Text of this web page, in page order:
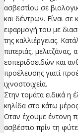
ασβεστίου σε
και δέντρων. Είναι
εφαρμογή του με
της καλλιέργειας.
πιπεριάς,
εσπεριδοειδών και
προέλευσης γιατί
ιχνοστοιχεία.
Στην τομάτα ειδικά η
κηλίδα στο κάτω
Οταν έχουμε έντονη
ασβέστιο πρίν τη